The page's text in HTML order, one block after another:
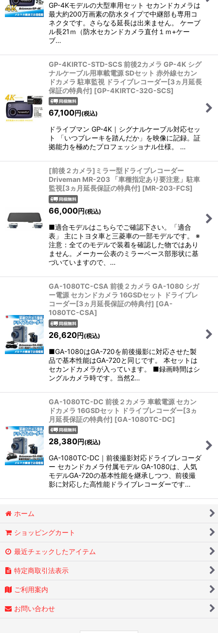
GP-4Kモデルの大型車用セット セカンドカメラは
最大約200万画素の防水タイプで中継部も専用コ
ネクタです。さらなる延長は出来ません。 ケーブ
ル長21ｍ（防水セカンドカメラ直付１ｍ+ケー
ブ…
GP-4KIRTC-STD-SCS 前後2カメラ GP-4K シグ
ナルケーブル用車載電源 SDセット 赤外線セカン
ドカメラ 駐車監視 ドライブレコーダー[3ヵ月延長
保証の特典付] [GP-4KIRTC-32G-SCS]
67,100円 (税込)
ドライブマン GP-4K｜シグナルケーブル対応セッ
ト 「いつブレーキを踏んだか」を映像に記録。証
拠能力を極めたプロフェッショナル仕様。 …
[前後２カメラ]ミラー型ドライブレコーダー
Driveman MR-203 「車種指定あり要注意」駐車
監視[3ヵ月延長保証の特典付] [MR-203-FCS]
66,000円 (税込)
■適合モデルはこちらでご確認下さい。「適合
表」 主にトヨタ車と三菱車の一部モデルです。 ※
注意：全てのモデルで装着を確認した物ではあり
ません。メーカー公表のミラーベース部形状に基
づいていますので、…
GA-1080TC-CSA 前後２カメラ GA-1080 シガ
ー電源 セカンドカメラ 16GSDセット ドライブレ
コーダー[3ヵ月延長保証の特典付] [GA-
1080TC-CSA]
26,620円 (税込)
■GA-1080はGA-720を前後撮影に対応させた製
品で基本性能はGA-720と同じです。 本セットは
セカンドカメラが入っています。 ■録画時間はシ
ングルカメラ時です。当然2…
GA-1080TC-DC 前後２カメラ 車載電源 セカン
ドカメラ 16GSDセット ドライブレコーダー[3ヵ
月延長保証の特典付] [GA-1080TC-DC]
28,380円 (税込)
GA-1080TC-DC｜前後撮影対応ドライブレコーダ
ー セカンドカメラ付属モデル GA-1080は、人気
モデルGA-720の基本性能を継承しつつ、前後撮
影に対応した高性能ドライブレコーダーです…
ホーム
ショッピングカート
最近チェックしたアイテム
特定商取引法表示
ご利用案内
お問い合わせ